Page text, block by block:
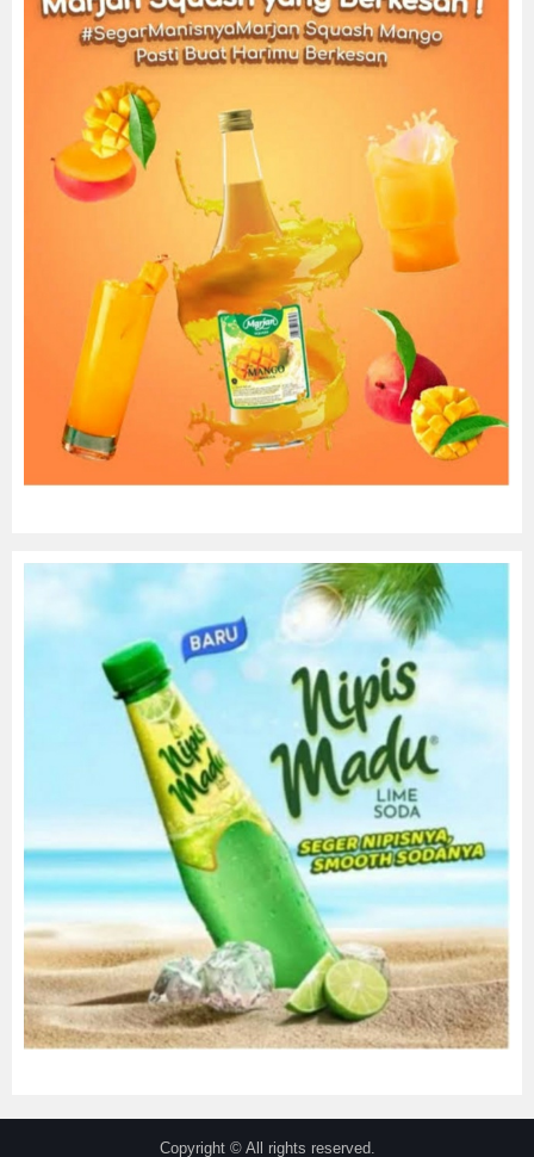
Copyright © All rights reserved.